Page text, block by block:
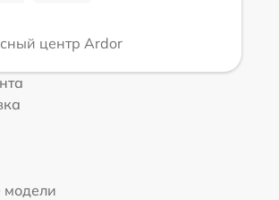
центр Ardor
модели